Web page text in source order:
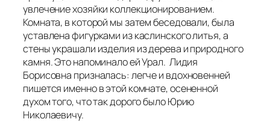
увлечение хозяйки коллекционированием.
Комната, в которой мы затем беседовали, была
уставлена фигурками из каслинского литья, а
стены украшали изделия из дерева и природного
камня. Это напоминало ей Урал. Лидия
Борисовна призналась: легче и вдохновенней
пишется именно в этой комнате, осененной
духом того, что так дорого было Юрию
Николаевичу.